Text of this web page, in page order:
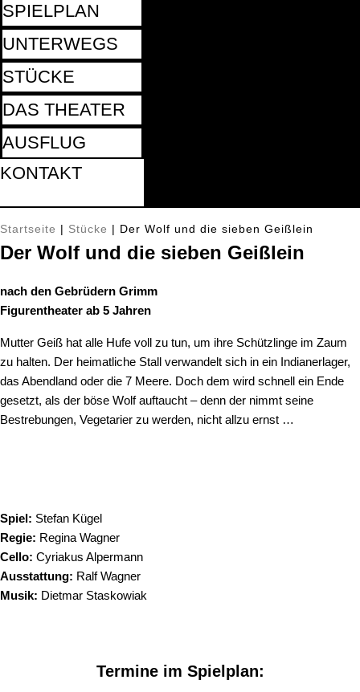
SPIELPLAN
UNTERWEGS
STÜCKE
DAS THEATER
AUSFLUG
KONTAKT
Startseite | Stücke | Der Wolf und die sieben Geißlein
Der Wolf und die sieben Geißlein
nach den Gebrüdern Grimm
Figurentheater ab 5 Jahren
Mutter Geiß hat alle Hufe voll zu tun, um ihre Schützlinge im Zaum
zu halten. Der heimatliche Stall verwandelt sich in ein Indianerlager,
das Abendland oder die 7 Meere. Doch dem wird schnell ein Ende
gesetzt, als der böse Wolf auftaucht – denn der nimmt seine
Bestrebungen, Vegetarier zu werden, nicht allzu ernst …
Spiel: Stefan Kügel
Regie: Regina Wagner
Cello: Cyriakus Alpermann
Ausstattung: Ralf Wagner
Musik: Dietmar Staskowiak
Termine im Spielplan: